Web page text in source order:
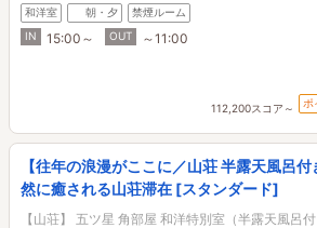
和洋室 朝・夕
禁煙ルーム
IN
15:00～ OUT ～11:00
112,200スコア～ ポ
【往年の浪漫がここに／山荘 半露天風呂
然に癒される山荘滞在 [スタンダード]
【山荘】 五ツ星 角部屋 和洋特別室（半露天風呂